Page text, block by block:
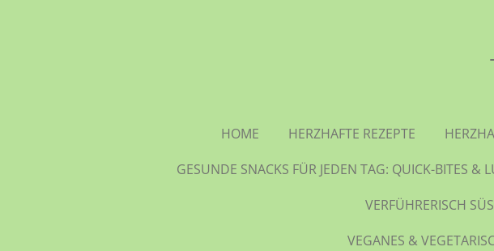
HOME HERZHAFTE REZEPTE
GESUNDE SNACKS FÜR JEDEN TAG: QUICK-BITES &
VERFÜHRERISCH
VEGANES &